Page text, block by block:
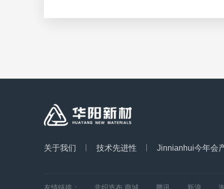
关于我们 技术先进性 Jinnianhui今年会